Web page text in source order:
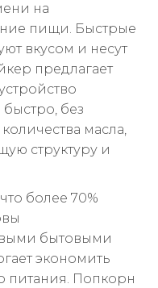
на
пищи. Быстрые
вкусом и несут
предлагает
быстро, без
масла,
структуру и
более 70%
бытовыми
экономить
питания. Попкорн